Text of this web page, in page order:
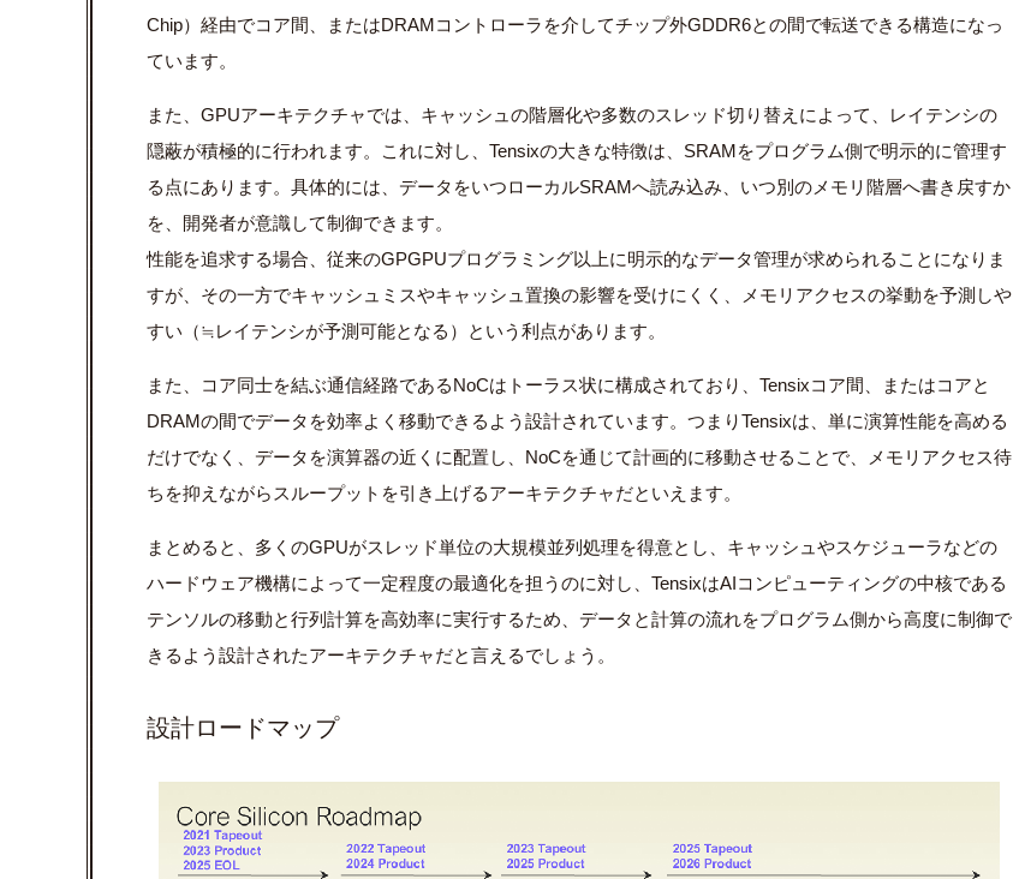
Chip）経由でコア間、またはDRAMコントローラを介してチップ外GDDR6との間で転送できる構造になっ
ています。
また、GPUアーキテクチャでは、キャッシュの階層化や多数のスレッド切り替えによって、レイテンシの
隠蔽が積極的に行われます。これに対し、Tensixの大きな特徴は、SRAMをプログラム側で明示的に管理す
る点にあります。具体的には、データをいつローカルSRAMへ読み込み、いつ別のメモリ階層へ書き戻すか
を、開発者が意識して制御できます。
性能を追求する場合、従来のGPGPUプログラミング以上に明示的なデータ管理が求められることになりま
すが、その一方でキャッシュミスやキャッシュ置換の影響を受けにくく、メモリアクセスの挙動を予測しや
すい（≒レイテンシが予測可能となる）という利点があります。
また、コア同士を結ぶ通信経路であるNoCはトーラス状に構成されており、Tensixコア間、またはコアと
DRAMの間でデータを効率よく移動できるよう設計されています。つまりTensixは、単に演算性能を高める
だけでなく、データを演算器の近くに配置し、NoCを通じて計画的に移動させることで、メモリアクセス待
ちを抑えながらスループットを引き上げるアーキテクチャだといえます。
まとめると、多くのGPUがスレッド単位の大規模並列処理を得意とし、キャッシュやスケジューラなどの
ハードウェア機構によって一定程度の最適化を担うのに対し、TensixはAIコンピューティングの中核である
テンソルの移動と行列計算を高効率に実行するため、データと計算の流れをプログラム側から高度に制御で
きるよう設計されたアーキテクチャだと言えるでしょう。
設計ロードマップ